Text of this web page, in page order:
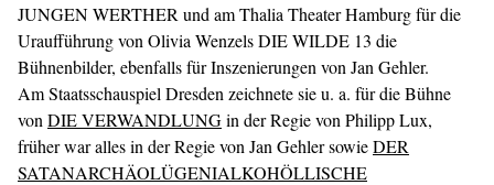
JUNGEN WERTHER und am Thalia Theater Hamburg für die
Uraufführung von Olivia Wenzels DIE WILDE 13 die
Bühnenbilder, ebenfalls für Inszenierungen von Jan Gehler.
Am Staatsschauspiel Dresden zeichnete sie u. a. für die Bühne
von DIE VERWANDLUNGin der Regie von Philipp Lux,
früher war alles in der Regie von Jan Gehler sowieDER
SATANARCHÄOLÜGENIALKOHÖLLISCHE